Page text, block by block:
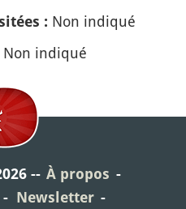
: Non indiqué
Non indiqué
À propos
Newsletter